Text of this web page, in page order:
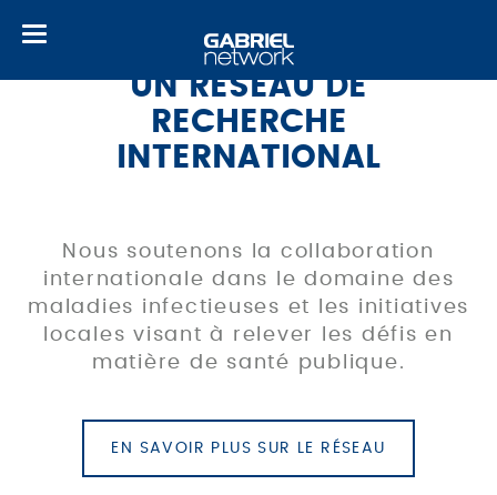
Toggle
UN RÉSEAU DE
RECHERCHE
INTERNATIONAL
Nous soutenons la collaboration
internationale dans le domaine des
maladies infectieuses et les initiatives
locales visant à relever les défis en
matière de santé publique.
EN SAVOIR PLUS SUR LE RÉSEAU